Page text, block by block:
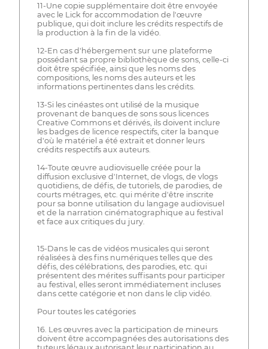
11-Une copie supplémentaire doit être envoyée
avec le Lick for accommodation de l'œuvre
publique, qui doit inclure les crédits respectifs de
la production à la fin de la vidéo.
12-En cas d'hébergement sur une plateforme
possédant sa propre bibliothèque de sons, celle-ci
doit être spécifiée, ainsi que les noms des
compositions, les noms des auteurs et les
informations pertinentes dans les crédits.
13-Si les cinéastes ont utilisé de la musique
provenant de banques de sons sous licences
Creative Commons et dérivés, ils doivent inclure
les badges de licence respectifs, citer la banque
d'où le matériel a été extrait et donner leurs
crédits respectifs aux auteurs.
14-Toute œuvre audiovisuelle créée pour la
diffusion exclusive d'Internet, de vlogs, de vlogs
quotidiens, de défis, de tutoriels, de parodies, de
courts métrages, etc. qui mérite d'être inscrite
pour sa bonne utilisation du langage audiovisuel
et de la narration cinématographique au festival
et face aux critiques du jury.
15-Dans le cas de vidéos musicales qui seront
réalisées à des fins numériques telles que des
défis, des célébrations, des parodies, etc. qui
présentent des mérites suffisants pour participer
au festival, elles seront immédiatement incluses
dans cette catégorie et non dans le clip vidéo.
Pour toutes les catégories
16. Les œuvres avec la participation de mineurs
doivent être accompagnées des autorisations des